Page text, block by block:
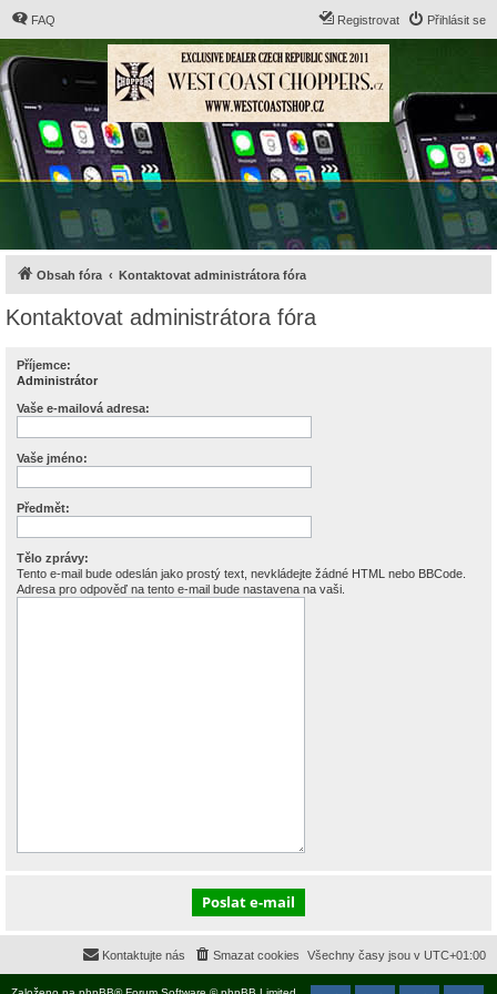
FAQ Přihlásit se
Registrovat
Obsah fóra Kontaktovat administrátora fóra
Kontaktovat administrátora fóra
Příjemce:
Administrátor
Vaše e-mailová adresa:
Vaše jméno:
Předmět:
Tělo zprávy:
Tento e-mail bude odeslán jako prostý text, nevkládejte žádné HTML nebo BBCode.
Adresa pro odpověď na tento e-mail bude nastavena na vaši.
Všechny časy jsou v UTC+01:00
Smazat cookies
Kontaktujte nás